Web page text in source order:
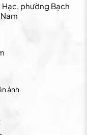
Hạc, phường Bạch
ảnh